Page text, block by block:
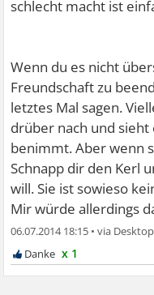
schlecht macht ist
Wenn du es nicht
Freundschaft zu
letztes Mal sagen.
drüber nach und sieht
benimmt. Aber wenn
Schnapp dir den Kerl
will. Sie ist sowieso
Mir würde allerdings
06.07.2014 18:15 •
x 1